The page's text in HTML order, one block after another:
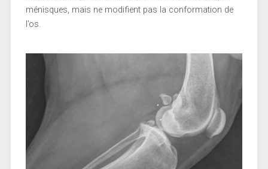
ménisques, mais ne modifient pas la conformation de
l’os.